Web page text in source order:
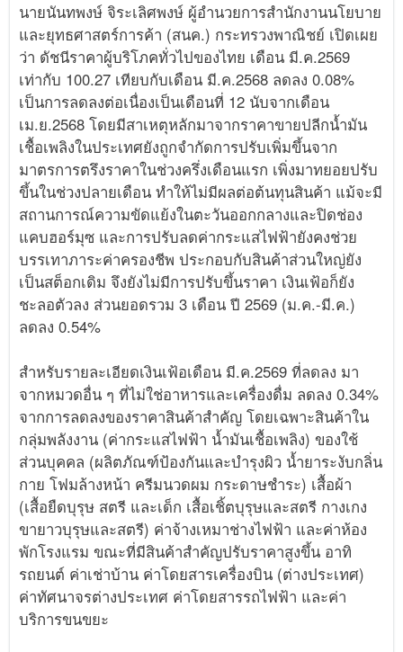
นายนันทพงษ์ จิระเลิศพงษ์ ผู้อำนวยการสำนักงานนโยบาย
และยุทธศาสตร์การค้า (สนค.) กระทรวงพาณิชย์ เปิดเผย
ว่า ดัชนีราคาผู้บริโภคทั่วไปของไทย เดือน มี.ค.2569
เท่ากับ 100.27 เทียบกับเดือน มี.ค.2568 ลดลง 0.08%
เป็นการลดลงต่อเนื่องเป็นเดือนที่ 12 นับจากเดือน
เม.ย.2568 โดยมีสาเหตุหลักมาจากราคาขายปลีกน้ำมัน
เชื้อเพลิงในประเทศยังถูกจำกัดการปรับเพิ่มขึ้นจาก
มาตรการตรึงราคาในช่วงครึ่งเดือนแรก เพิ่งมาทยอยปรับ
ขึ้นในช่วงปลายเดือน ทำให้ไม่มีผลต่อต้นทุนสินค้า แม้จะมี
สถานการณ์ความขัดแย้งในตะวันออกกลางและปิดช่อง
แคบฮอร์มุซ และการปรับลดค่ากระแสไฟฟ้ายังคงช่วย
บรรเทาภาระค่าครองชีพ ประกอบกับสินค้าส่วนใหญ่ยัง
เป็นสต็อกเดิม จึงยังไม่มีการปรับขึ้นราคา เงินเฟ้อก็ยัง
ชะลอตัวลง ส่วนยอดรวม 3 เดือน ปี 2569 (ม.ค.-มี.ค.)
ลดลง 0.54%
สำหรับรายละเอียดเงินเฟ้อเดือน มี.ค.2569 ที่ลดลง มา
จากหมวดอื่น ๆ ที่ไม่ใช่อาหารและเครื่องดื่ม ลดลง 0.34%
จากการลดลงของราคาสินค้าสำคัญ โดยเฉพาะสินค้าใน
กลุ่มพลังงาน (ค่ากระแสไฟฟ้า น้ำมันเชื้อเพลิง) ของใช้
ส่วนบุคคล (ผลิตภัณฑ์ป้องกันและบำรุงผิว น้ำยาระงับกลิ่น
กาย โฟมล้างหน้า ครีมนวดผม กระดาษชำระ) เสื้อผ้า
(เสื้อยืดบุรุษ สตรี และเด็ก เสื้อเชิ้ตบุรุษและสตรี กางเกง
ขายาวบุรุษและสตรี) ค่าจ้างเหมาช่างไฟฟ้า และค่าห้อง
พักโรงแรม ขณะที่มีสินค้าสำคัญปรับราคาสูงขึ้น อาทิ
รถยนต์ ค่าเช่าบ้าน ค่าโดยสารเครื่องบิน (ต่างประเทศ)
ค่าทัศนาจรต่างประเทศ ค่าโดยสารรถไฟฟ้า และค่า
บริการขนขยะ